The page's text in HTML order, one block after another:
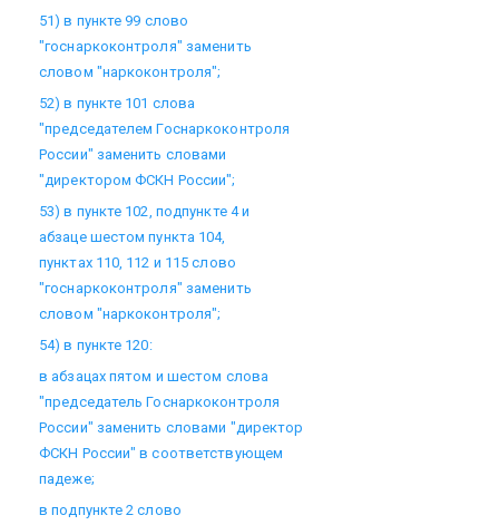
51) в пункте 99 слово
"госнаркоконтроля" заменить
словом "наркоконтроля";
52) в пункте 101 слова
"председателем Госнаркоконтроля
России" заменить словами
"директором ФСКН России";
53) в пункте 102, подпункте 4 и
абзаце шестом пункта 104,
пунктах 110, 112 и 115 слово
"госнаркоконтроля" заменить
словом "наркоконтроля";
54) в пункте 120:
в абзацах пятом и шестом слова
"председатель Госнаркоконтроля
России" заменить словами "директор
ФСКН России" в соответствующем
падеже;
в подпункте 2 слово